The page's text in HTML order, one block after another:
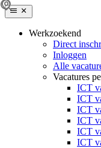
Werkzoekend
Direct
Inloggen
Alle
Vacatures
ICT
ICT
ICT
ICT
ICT
ICT